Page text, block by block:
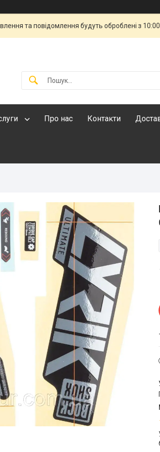
та повідомлення будуть оброблені з
Про нас Контакти